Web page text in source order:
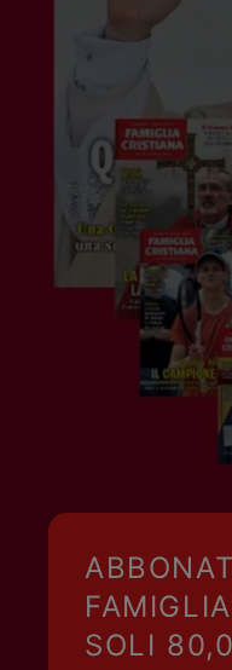
SOLI